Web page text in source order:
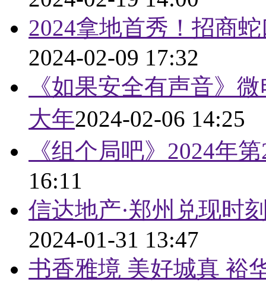
2024拿地首秀！招商
2024-02-09 17:32
《如果安全有声音》
大年2024-02-06 14:25
《组个局吧》2024年
16:11
信达地产·郑州兑现时
2024-01-31 13:47
书香雅境 美好城真 裕